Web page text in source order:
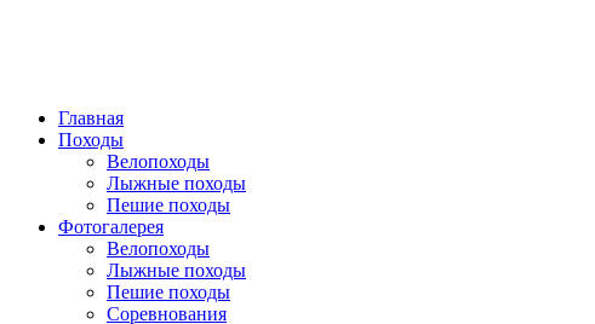
Главная
Походы
Велопоходы
Лыжные походы
Пешие походы
Фотогалерея
Велопоходы
Лыжные походы
Пешие походы
Соревнования